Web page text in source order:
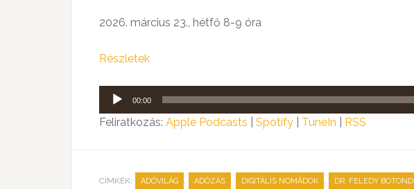
2026. március 23., hétfő 8-9 óra
Részletek
Audió
lejátszó
00:00
Feliratkozás: Apple Podcasts Spotify TuneIn RSS
CÍMKÉK: ADÓVILÁG , ADÓZÁS , DIGITÁLIS NOMÁDOK , DR. FELEDY BOTOND